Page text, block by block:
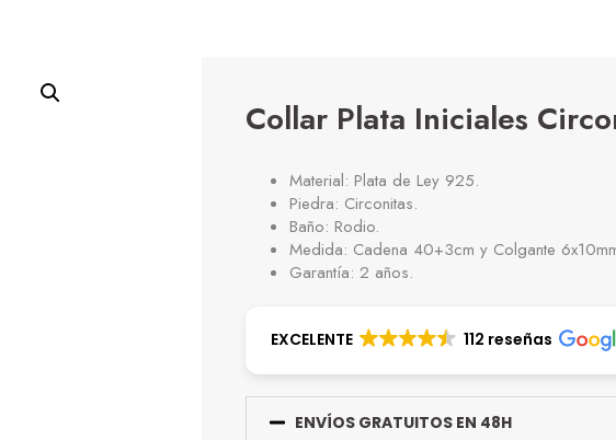
Collar Plata Iniciales
Material: Plata de Ley 925.
Piedra: Circonitas.
Baño: Rodio.
Medida: Cadena 40+3cm y Colgante
Garantía: 2 años.
EXCELENTE 112 reseñas
ENVÍOS GRATUITOS EN 48H